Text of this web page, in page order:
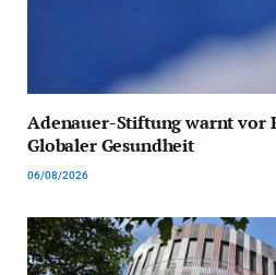
Adenauer-Stiftung warnt vor
Globaler Gesundheit
06/08/2026